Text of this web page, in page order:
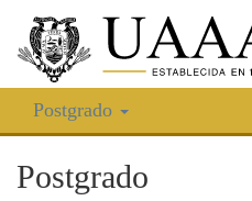
Postgrado
Postgrado